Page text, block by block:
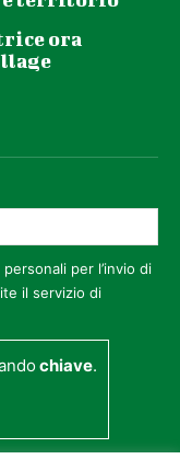
ora
per l’invio di
il servizio di
chiave.